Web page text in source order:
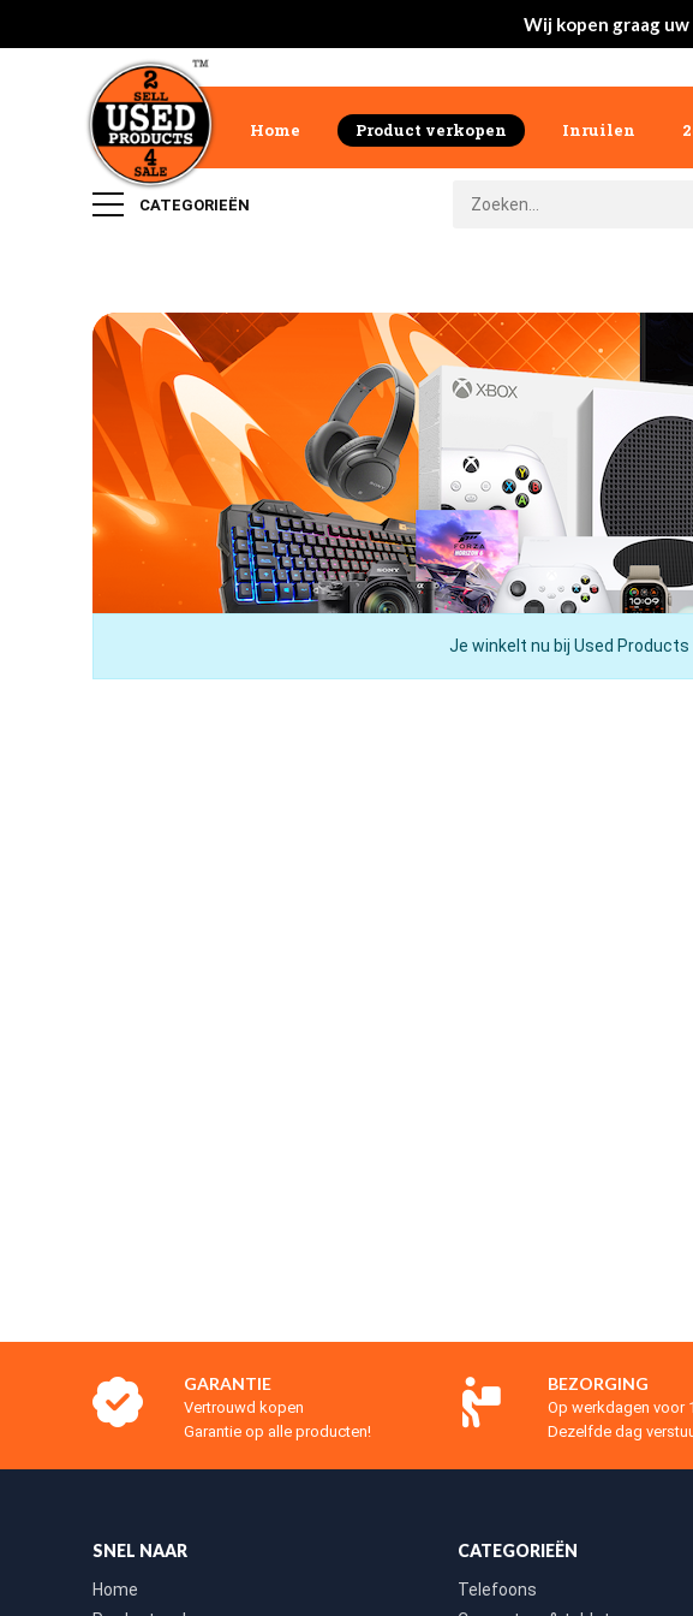
Wij kopen graag
Home Product verkopen Inruilen
CATEGORIEËN
Je winkelt nu bij Used
GARANTIE
Vertrouwd kopen
Garantie op alle producten!
BEZORGING
Op werkdagen voor
Dezelfde dag
SNEL NAAR
Home
CATEGORIEËN
Telefoons